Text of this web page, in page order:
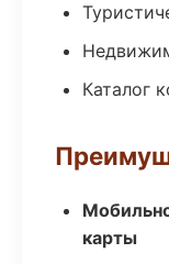
Каталог
карты